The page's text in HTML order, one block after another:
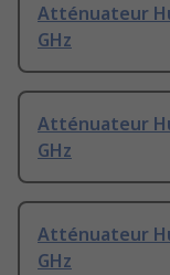
Atténuateur
GHz
Atténuateur
GHz
Atténuateur
GHz